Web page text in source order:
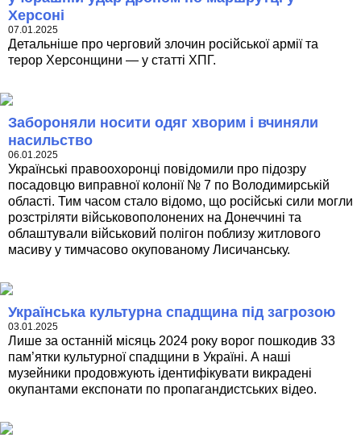
Херсоні
07.01.2025
Детальніше про черговий злочин російської армії та
терор Херсонщини — у статті ХПГ.
Забороняли носити одяг хворим і вчиняли
насильство
06.01.2025
Українські правоохоронці повідомили про підозру
посадовцю виправної колонії № 7 по Володимирській
області. Тим часом стало відомо, що російські сили могли
розстріляти військовополонених на Донеччині та
облаштували військовий полігон поблизу житлового
масиву у тимчасово окупованому Лисичанську.
Українська культурна спадщина під загрозою
03.01.2025
Лише за останній місяць 2024 року ворог пошкодив 33
пам’ятки культурної спадщини в Україні. А наші
музейники продовжують ідентифікувати викрадені
окупантами експонати по пропагандистських відео.